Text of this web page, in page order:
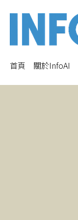
首頁 關於InfoAI